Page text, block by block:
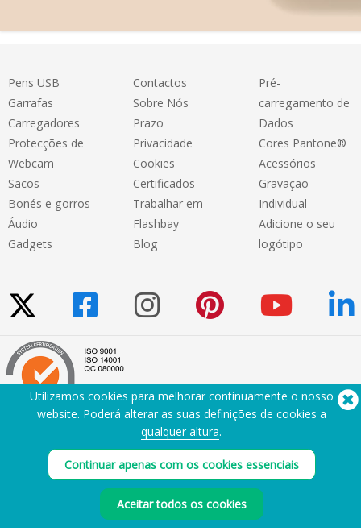
Pens USB
Garrafas
Carregadores
Protecções de
Webcam
Sacos
Bonés e gorros
Áudio
Gadgets
Contactos
Sobre Nós
Prazo
Privacidade
Cookies
Certificados
Trabalhar em
Flashbay
Blog
Pré-
carregamento de
Dados
Cores Pantone®
Acessórios
Gravação
Individual
Adicione o seu
logótipo
Precisa de ajuda? Telefone:
Copyright © 2026 Flashbay
Utilizamos cookies para melhorar continuamente o nosso
website. Poderá alterar as suas definições de cookies a
qualquer altura.
Continuar apenas com os cookies essenciais
Aceitar todos os cookies